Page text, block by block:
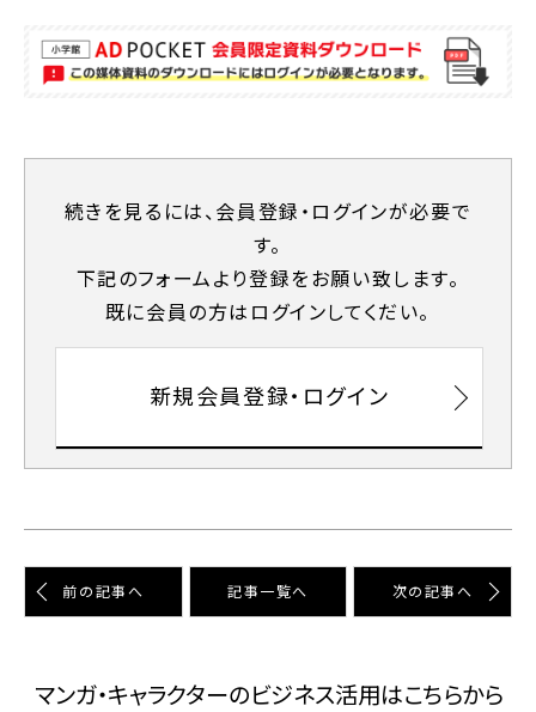
続きを⾒るには、会員登録・ログインが必要で
す。
下記のフォームより登録をお願い致します。
既に会員の⽅はログインしてくだい。
新規会員登録・ログイン
前の記事へ 記事⼀覧へ 次の記事へ
マンガ・キャラクターのビジネス活⽤はこちらから